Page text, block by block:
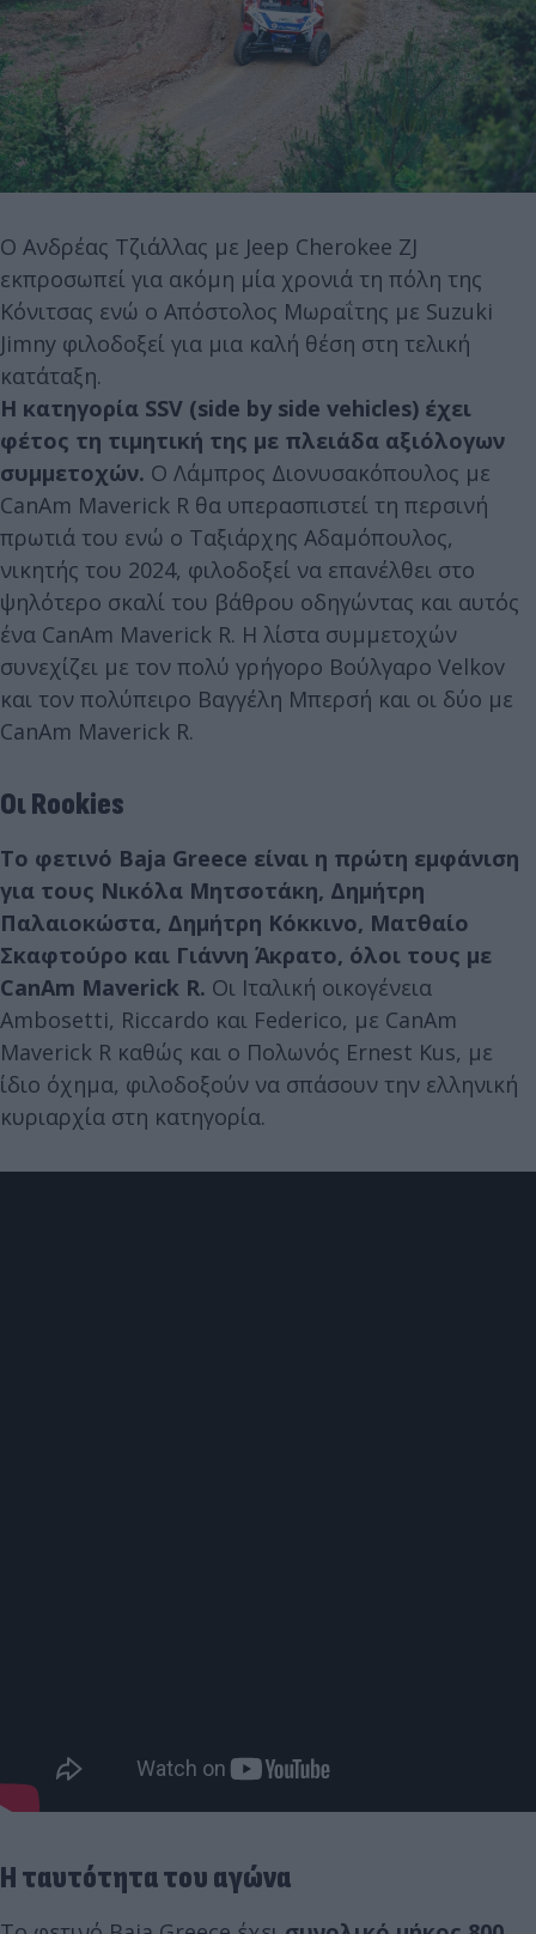
Ο Ανδρέας Τζιάλλας με Jeep Cherokee ZJ
εκπροσωπεί για ακόμη μία χρονιά τη πόλη της
Κόνιτσας ενώ ο Απόστολος Μωραΐτης με Suzuki
Jimny φιλοδοξεί για μια καλή θέση στη τελική
κατάταξη.
Η κατηγορία SSV (side by side vehicles) έχει
φέτος τη τιμητική της με πλειάδα αξιόλογων
συμμετοχών. Ο Λάμπρος Διονυσακόπουλος με
CanAm Maverick R θα υπερασπιστεί τη περσινή
πρωτιά του ενώ ο Ταξιάρχης Αδαμόπουλος,
νικητής του 2024, φιλοδοξεί να επανέλθει στο
ψηλότερο σκαλί του βάθρου οδηγώντας και αυτός
ένα CanAm Maverick R. Η λίστα συμμετοχών
συνεχίζει με τον πολύ γρήγορο Βούλγαρο Velkov
και τον πολύπειρο Βαγγέλη Μπερσή και οι δύο με
CanAm Maverick R.
Οι Rookies
Το φετινό Baja Greece είναι η πρώτη εμφάνιση
για τους Νικόλα Μητσοτάκη, Δημήτρη
Παλαιοκώστα, Δημήτρη Κόκκινο, Ματθαίο
Σκαφτούρο και Γιάννη Άκρατο, όλοι τους με
CanAm Maverick R. Οι Ιταλική οικογένεια
Ambosetti, Riccardo και Federico, με CanAm
Maverick R καθώς και ο Πολωνός Ernest Kus, με
ίδιο όχημα, φιλοδοξούν να σπάσουν την ελληνική
κυριαρχία στη κατηγορία.
Η ταυτότητα του αγώνα